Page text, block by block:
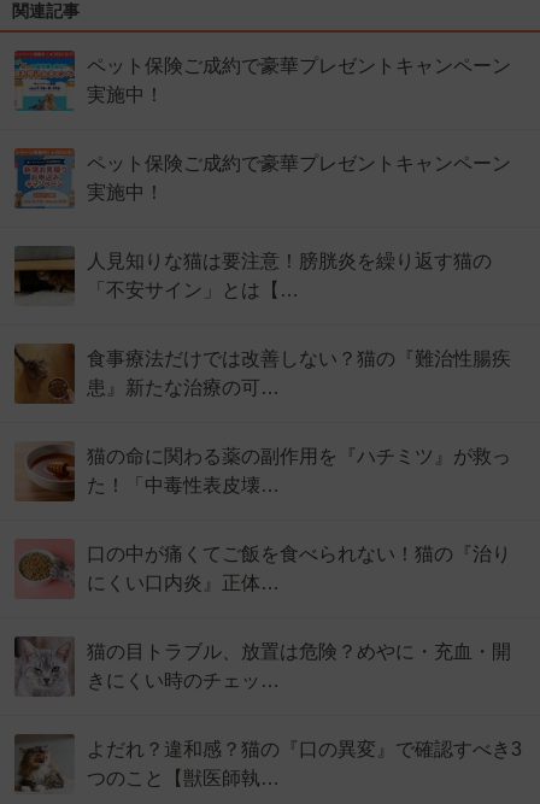
関連記事
ペット保険ご成約で豪華プレゼントキャンペーン
実施中！
ペット保険ご成約で豪華プレゼントキャンペーン
実施中！
人見知りな猫は要注意！膀胱炎を繰り返す猫の
「不安サイン」とは【…
食事療法だけでは改善しない？猫の『難治性腸疾
患』新たな治療の可…
猫の命に関わる薬の副作用を『ハチミツ』が救っ
た！「中毒性表皮壊…
口の中が痛くてご飯を食べられない！猫の『治り
にくい口内炎』正体…
猫の目トラブル、放置は危険？めやに・充血・開
きにくい時のチェッ…
よだれ？違和感？猫の『口の異変』で確認すべき3
つのこと【獣医師執…